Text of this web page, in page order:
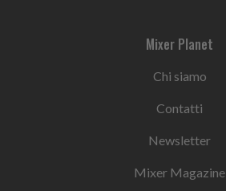
Mixer Planet
Chi siamo
Contatti
Newsletter
Mixer Magazine